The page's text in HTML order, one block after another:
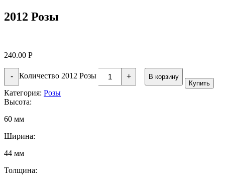
2012 Розы
240.00 Р
- Количество 2012 Розы +
В корзину
Купить
Категория: Розы
Высота:
60 мм
Ширина:
44 мм
Толщина: